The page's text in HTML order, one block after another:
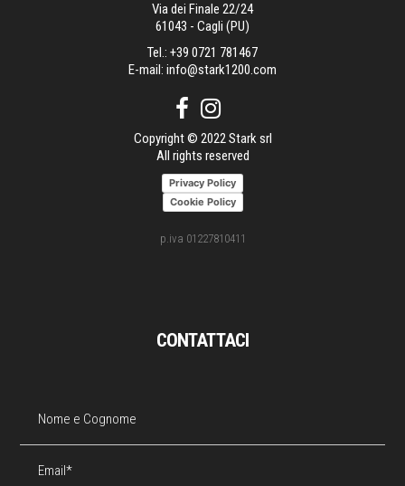
CONTATTACI
Via dei Finale 22/24
61043 - Cagli (PU)
Tel.: +39 0721 781467
E-mail: info@stark1200.com
Copyright © 2022 Stark srl
All rights reserved
Privacy Policy
Cookie Policy
p.iva 01227810411